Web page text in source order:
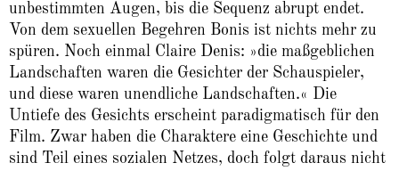
unbestimmten Augen, bis die Sequenz abrupt endet.
Von dem sexuellen Begehren Bonis ist nichts mehr zu
spüren. Noch einmal Claire Denis: »die maßgeblichen
Landschaften waren die Gesichter der Schauspieler,
und diese waren unendliche Landschaften.« Die
Untiefe des Gesichts erscheint paradigmatisch für den
Film. Zwar haben die Charaktere eine Geschichte und
sind Teil eines sozialen Netzes, doch folgt daraus nicht